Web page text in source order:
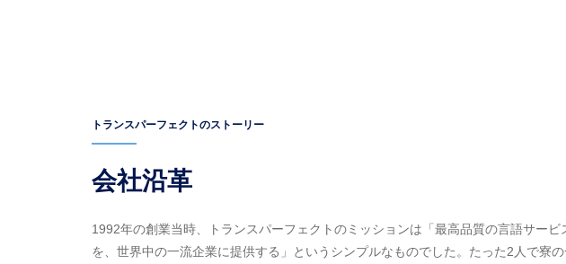
トランスパーフェクトのストーリー
会社沿革
1992年の創業当時、トランスパーフェクトのミッションは「最高品質の言語サービ
を、世界中の一流企業に提供する」というシンプルなものでした。たった2人で寮